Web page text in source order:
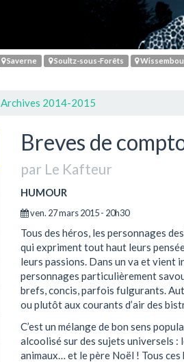
Saverne Soultz-sous-Forêts
Archives 2014-2015
Breves de
par Le Kafteur
HUMOUR
ven. 27 mars 2015 - 20h30
Tous des héros, les personnages des
qui expriment tout haut leurs
leurs passions. Dans un va et vient
personnages particulièrement
brefs, concis, parfois fulgurants.
ou plutôt aux courants d’air des
C’est un mélange de bon sens
alcoolisé sur des sujets universels :
animaux… et le père Noël ! Tous